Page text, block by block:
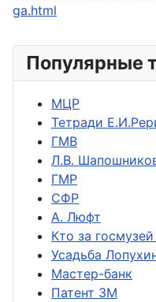
ga.html
Популярные
МЦР
Тетради
ГМВ
Л.В.
ГМР
СФР
А. Люфт
Кто за
Усадьба
Мастер-банк
Патент ЗМ